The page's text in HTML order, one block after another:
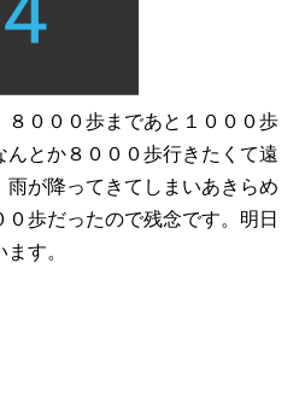
８０００歩まであと１０００歩
とか８０００歩行きたくて遠
雨が降ってきてしまいあきらめ
歩だったので残念です。明日
す。